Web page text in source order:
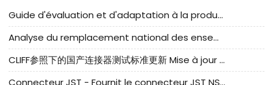
Guide d'évaluation et d'adaptation à la production des composants de câbles nationaux CNC Tech
Analyse du remplacement national des ensembles de câbles à fréquence élevée I-PEX
CLIFF参照下的国产连接器测试标准更新 Mise à jour des normes de test des connecteurs nationaux sous la référence CLIFF
Connecteur JST - Fournit le connecteur JST NSHR-02V-S original | Équivalent